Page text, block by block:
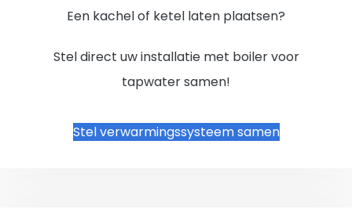
Een kachel of ketel laten plaatsen?
Stel direct uw installatie met boiler voor
tapwater samen!
Stel verwarmingssysteem samen